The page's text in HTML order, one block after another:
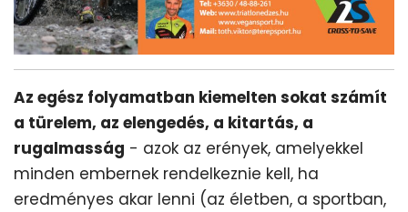
Az egész folyamatban kiemelten sokat számít
a türelem, az elengedés, a kitartás, a
rugalmasság - azok az erények, amelyekkel
minden embernek rendelkeznie kell, ha
eredményes akar lenni (az életben, a sportban,